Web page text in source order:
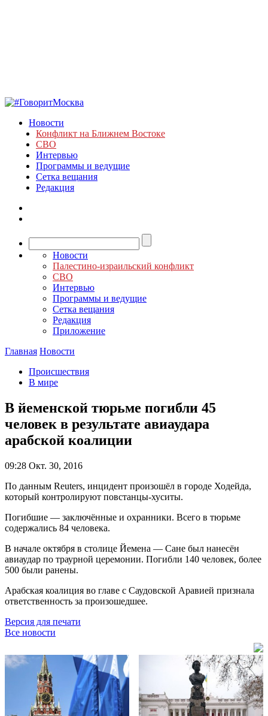
Новости
Конфликт на Ближнем Востоке
СВО
Интервью
Программы и ведущие
Сетка вещания
Редакция
Новости
Палестино-израильский конфликт
СВО
Интервью
Программы и ведущие
Сетка вещания
Редакция
Приложение
Главная Новости
Происшествия
В мире
В йеменской тюрьме погибли 45
человек в результате авиаудара
арабской коалиции
09:28 Окт. 30, 2016
По данным Reuters, инцидент произошёл в городе Ходейда,
который контролируют повстанцы-хуситы.
Погибшие — заключённые и охранники. Всего в тюрьме
содержались 84 человека.
В начале октября в столице Йемена — Сане был нанесён
авиаудар по траурной церемонии. Погибли 140 человек, более
500 были ранены.
Арабская коалиция во главе с Саудовской Аравией признала
ответственность за произошедшее.
Версия для печати
Все новости